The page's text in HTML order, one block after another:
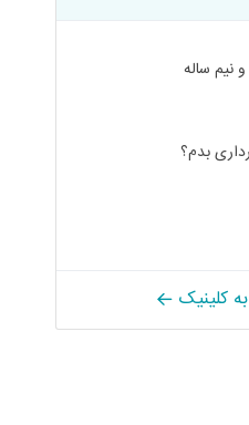
نیم ساله
بدم؟
کلینیک